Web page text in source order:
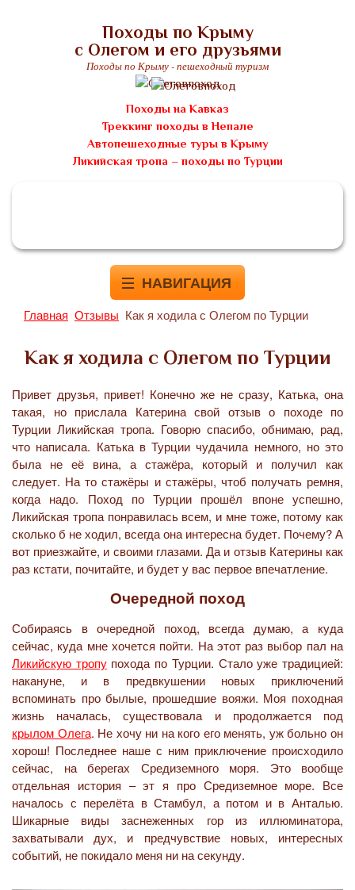
Походы по Крыму
с Олегом и его друзьями
Походы по Крыму - пешеходный туризм
Походы на Кавказ
Треккинг походы в Непале
Автопешеходные туры в Крыму
Ликийская тропа – походы по Турции
НАВИГАЦИЯ
Главная Отзывы Как я ходила с Олегом по Турции
Как я ходила с Олегом по Турции
Привет друзья, привет! Конечно же не сразу, Катька, она
такая, но прислала Катерина свой отзыв о походе по
Турции Ликийская тропа. Говорю спасибо, обнимаю, рад,
что написала. Катька в Турции чудачила немного, но это
была не её вина, а стажёра, который и получил как
следует. На то стажёры и стажёры, чтоб получать ремня,
когда надо. Поход по Турции прошёл впоне успешно,
Ликийская тропа понравилась всем, и мне тоже, потому как
сколько б не ходил, всегда она интересна будет. Почему? А
вот приезжайте, и своими глазами. Да и отзыв Катерины как
раз кстати, почитайте, и будет у вас первое впечатление.
Очередной поход
Собираясь в очередной поход, всегда думаю, а куда
сейчас, куда мне хочется пойти. На этот раз выбор пал на
Ликийскую тропупохода по Турции. Стало уже традицией:
накануне, и в предвкушении новых приключений
вспоминать про былые, прошедшие вояжи. Моя походная
жизнь началась, существовала и продолжается под
крылом Олега. Не хочу ни на кого его менять, уж больно он
хорош! Последнее наше с ним приключение происходило
сейчас, на берегах Средиземного моря. Это вообще
отдельная история – эт я про Средиземное море. Все
началось с перелёта в Стамбул, а потом и в Анталью.
Шикарные виды заснеженных гор из иллюминатора,
захватывали дух, и предчувствие новых, интересных
событий, не покидало меня ни на секунду.